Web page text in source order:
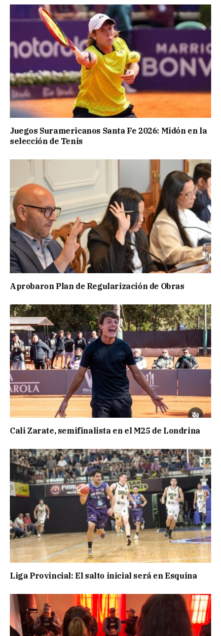
Juegos Suramericanos Santa Fe 2026: Midón en la
selección de Tenis
Aprobaron Plan de Regularización de Obras
Cali Zarate, semifinalista en el M25 de Londrina
Liga Provincial: El salto inicial será en Esquina